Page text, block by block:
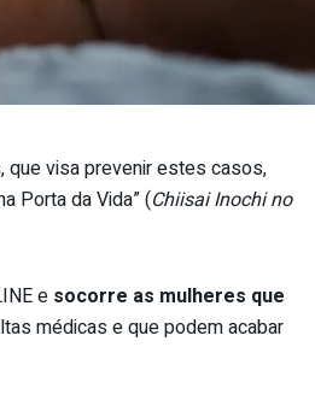
que visa prevenir estes casos,
Porta da Vida” (Chiisai Inochi no
e socorre as mulheres que
médicas e que podem acabar